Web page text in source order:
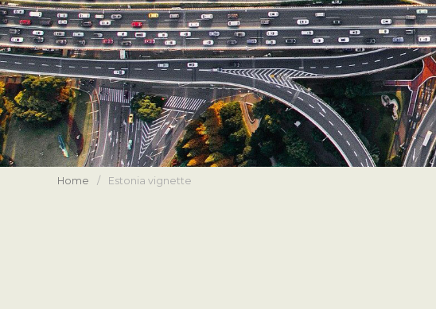
Home / Estonia vignette